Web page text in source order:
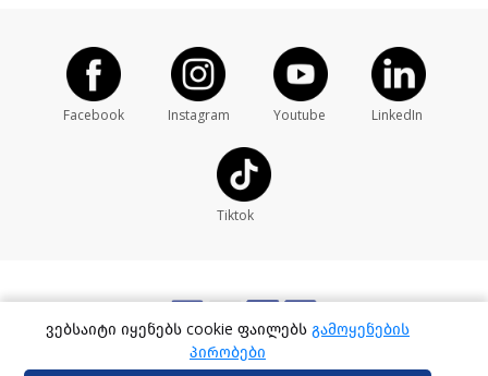
Facebook Instagram Youtube LinkedIn
Tiktok
ვებსაიტი იყენებს cookie ფაილებს გამოყენების
პირობები